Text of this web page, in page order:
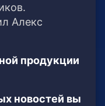
Алекс
продукции
новостей вы